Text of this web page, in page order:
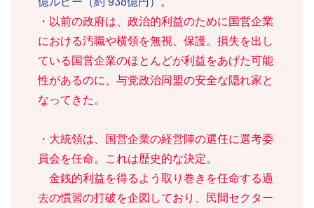
・ 以前の政府は、政治的利益のために国営企業
における汚職や横領を無視、保護。損失を出し
ている国営企業のほとんどが利益をあげた可能
性があるのに、与党政治同盟の安全な隠れ家と
なってきた。
・ 大統領は、国営企業の経営陣の選任に選考委
員会を任命。これは歴史的な決定。
金銭的利益を得るよう取り巻きを任命する過
去の慣習の打破を企図しており、民間セクター